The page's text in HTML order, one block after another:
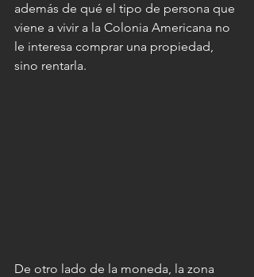
además de qué el tipo de persona que
viene a vivir a la Colonia Americana no
le interesa comprar una propiedad,
sino rentarla.
De otro lado de la moneda, la zona